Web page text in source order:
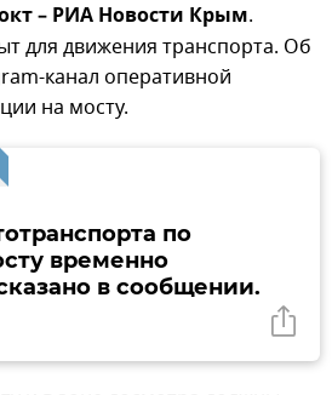
– РИА Новости Крым.
для движения транспорта. Об
канал оперативной
на мосту.
по
временно
в сообщении.